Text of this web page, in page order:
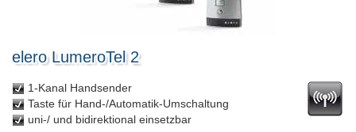
elero LumeroTel 2
1-Kanal Handsender
Taste für Hand-/Automatik-Umschaltung
uni-/ und bidirektional einsetzbar